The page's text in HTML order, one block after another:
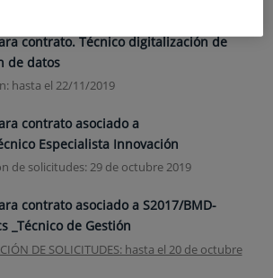
contrato. Técnico digitalización de
de datos
hasta el 22/11/2019
contrato asociado a
Especialista Innovación
de solicitudes: 29 de octubre 2019
contrato asociado a S2017/BMD-
_Técnico de Gestión
DE SOLICITUDES: hasta el 20 de octubre